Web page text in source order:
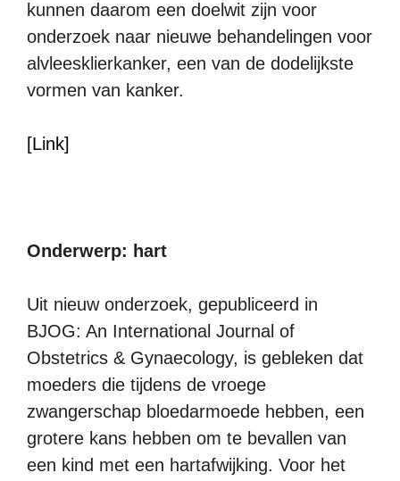
kunnen daarom een doelwit zijn voor
onderzoek naar nieuwe behandelingen voor
alvleesklierkanker, een van de dodelijkste
vormen van kanker.
[Link]
Onderwerp: hart
Uit nieuw onderzoek, gepubliceerd in
BJOG: An International Journal of
Obstetrics & Gynaecology, is gebleken dat
moeders die tijdens de vroege
zwangerschap bloedarmoede hebben, een
grotere kans hebben om te bevallen van
een kind met een hartafwijking. Voor het